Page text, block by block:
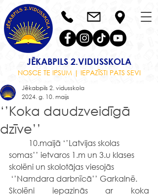
JĒKABPILS 2.VIDUSSKOLA
NOSCE TE IPSUM | IEPAZĪSTI PATS SEVI
‘’Koka daudzveidīgā
dzīve’’
Jēkabpils 2. vidusskola
2024. g. 10. maijs
somas’’ ietvaros 1.m un 3.u klases
skolēni un skolotājas viesojās
‘’Namdara darbnīcā’’ Garkalnē.
Skolēni iepazinās ar koka